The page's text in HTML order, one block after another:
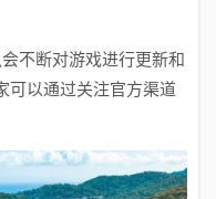
不断对游戏进行更新和
可以通过关注官方渠道